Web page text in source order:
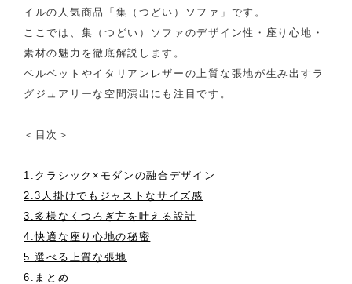
イルの人気商品「集（つどい）ソファ」です。
ここでは、集（つどい）ソファのデザイン性・座り心地・
素材の魅力を徹底解説します。
ベルベットやイタリアンレザーの上質な張地が生み出すラ
グジュアリーな空間演出にも注目です。
＜目次＞
1.クラシック×モダンの融合デザイン
2.3人掛けでもジャストなサイズ感
3.多様なくつろぎ方を叶える設計
4.快適な座り心地の秘密
5.選べる上質な張地
6.まとめ